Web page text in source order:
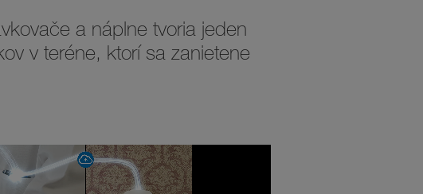
a náplne tvoria jeden
v teréne, ktorí sa zanietene